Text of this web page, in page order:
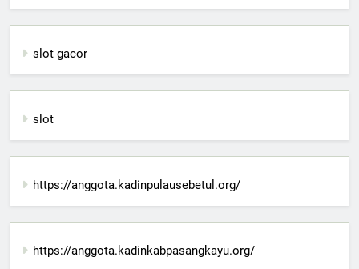
slot gacor
slot
https://anggota.kadinpulausebetul.org/
https://anggota.kadinkabpasangkayu.org/